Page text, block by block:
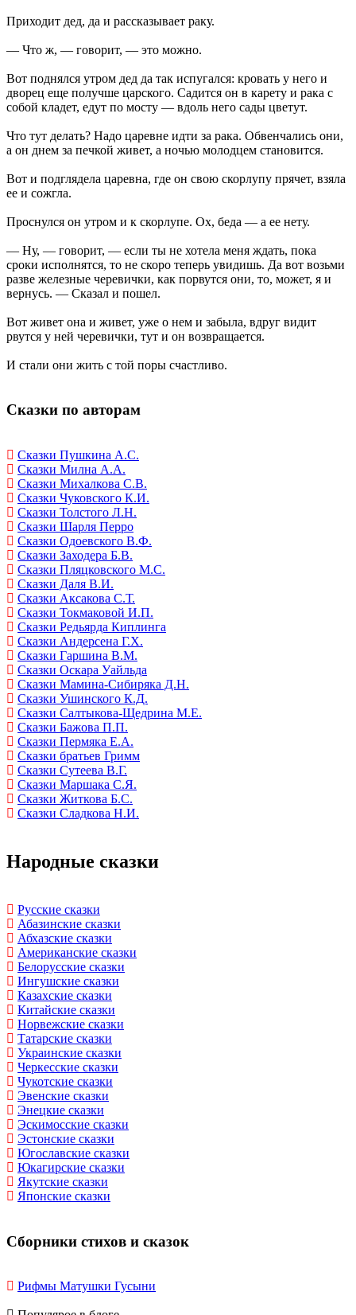
Приходит дед, да и рассказывает раку.
— Что ж, — говорит, — это можно.
Вот поднялся утром дед да так испугался: кровать у него и
дворец еще получше царского. Садится он в карету и рака с
собой кладет, едут по мосту — вдоль него сады цветут.
Что тут делать? Надо царевне идти за рака. Обвенчались они,
а он днем за печкой живет, а ночью молодцем становится.
Вот и подглядела царевна, где он свою скорлупу прячет, взяла
ее и сожгла.
Проснулся он утром и к скорлупе. Ох, беда — а ее нету.
— Ну, — говорит, — если ты не хотела меня ждать, пока
сроки исполнятся, то не скоро теперь увидишь. Да вот возьми
разве железные черевички, как порвутся они, то, может, я и
вернусь. — Сказал и пошел.
Вот живет она и живет, уже о нем и забыла, вдруг видит
рвутся у ней черевички, тут и он возвращается.
И стали они жить с той поры счастливо.
Сказки по авторам
Сказки Пушкина А.С.
Сказки Милна А.А.
Сказки Михалкова С.В.
Сказки Чуковского К.И.
Сказки Толстого Л.Н.
Сказки Шарля Перро
Сказки Одоевского В.Ф.
Сказки Заходера Б.В.
Сказки Пляцковского М.С.
Сказки Даля В.И.
Сказки Аксакова С.Т.
Сказки Токмаковой И.П.
Сказки Редьярда Киплинга
Сказки Андерсена Г.Х.
Сказки Гаршина В.М.
Сказки Оскара Уайльда
Сказки Мамина-Сибиряка Д.Н.
Сказки Ушинского К.Д.
Сказки Салтыкова-Щедрина М.Е.
Сказки Бажова П.П.
Сказки Пермяка Е.А.
Сказки братьев Гримм
Сказки Сутеева В.Г.
Сказки Маршака С.Я.
Сказки Житкова Б.С.
Сказки Сладкова Н.И.
Народные сказки
Русские сказки
Абазинские сказки
Абхазские сказки
Американские сказки
Белорусские сказки
Ингушские сказки
Казахские сказки
Китайские сказки
Норвежские сказки
Татарские сказки
Украинские сказки
Черкесские сказки
Чукотские сказки
Эвенские сказки
Энецкие сказки
Эскимосские сказки
Эстонские сказки
Югославские сказки
Юкагирские сказки
Якутские сказки
Японские сказки
Сборники стихов и сказок
Рифмы Матушки Гусыни